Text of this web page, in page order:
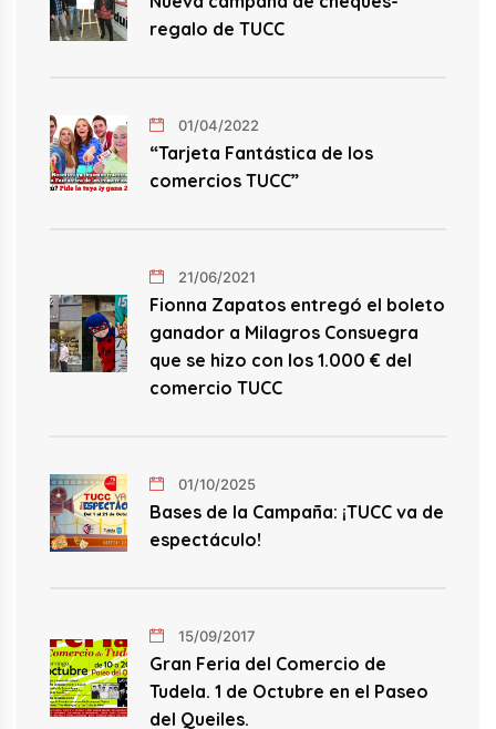
regalo de TUCC
01/04/2022
“Tarjeta Fantástica de los
comercios TUCC”
21/06/2021
Fionna Zapatos entregó el boleto
ganador a Milagros Consuegra
que se hizo con los 1.000 € del
comercio TUCC
01/10/2025
Bases de la Campaña: ¡TUCC va de
espectáculo!
15/09/2017
Gran Feria del Comercio de
Tudela. 1 de Octubre en el Paseo
del Queiles.